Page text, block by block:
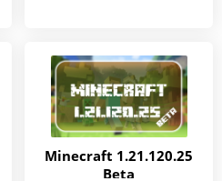
Minecraft 1.21.120.25
Beta